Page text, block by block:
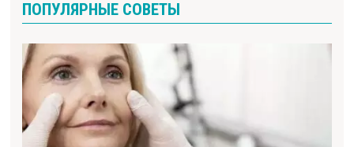
ПОПУЛЯРНЫЕ СОВЕТЫ